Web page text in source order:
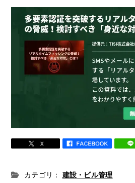
カテゴリ：
建設・ビル管理